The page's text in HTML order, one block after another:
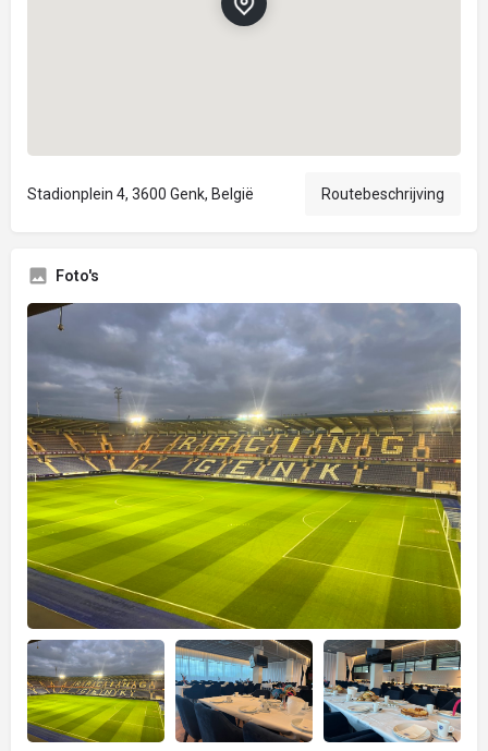
Stadionplein 4, 3600 Genk, België Routebeschrijving
Foto's